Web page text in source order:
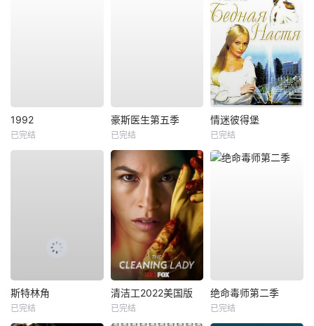
1992
已完结
豪斯医生第五季
已完结
情迷彼得堡
已完结
斯特林角
已完结
清洁工2022美国版
已完结
绝命毒师第二季
已完结